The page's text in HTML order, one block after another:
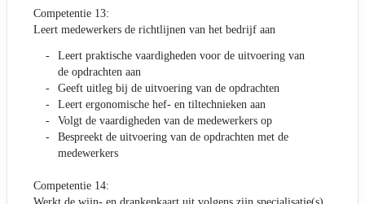
Competentie 13:
Leert medewerkers de richtlijnen van het bedrijf aan
Leert praktische vaardigheden voor de uitvoering van
de opdrachten aan
Geeft uitleg bij de uitvoering van de opdrachten
Leert ergonomische hef- en tiltechnieken aan
Volgt de vaardigheden van de medewerkers op
Bespreekt de uitvoering van de opdrachten met de
medewerkers
Competentie 14: